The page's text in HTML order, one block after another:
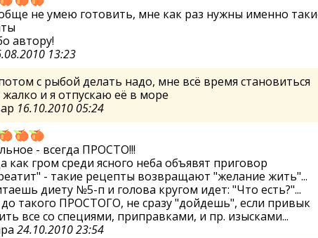
не умею готовить, мне как раз нужны именно
автору!
13:23
с рыбой делать надо, мне всё время становиться
и я отпускаю её в море
16.10.2010 05:24
- всегда ПРОСТО!!!
как гром среди ясного неба объявят приговор
- такие рецепты возвращают "желание жить"...
диету №5-п и голова кругом идет: "Что есть?"...
такого ПРОСТОГО, не сразу "дойдешь", если привык
все со специями, приправками, и пр. изысками...
24.10.2010 23:54